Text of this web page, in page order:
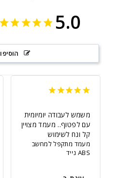
5.0
קל ונח לשימוש
מעמד מתקפל למחשב
נייד ABS